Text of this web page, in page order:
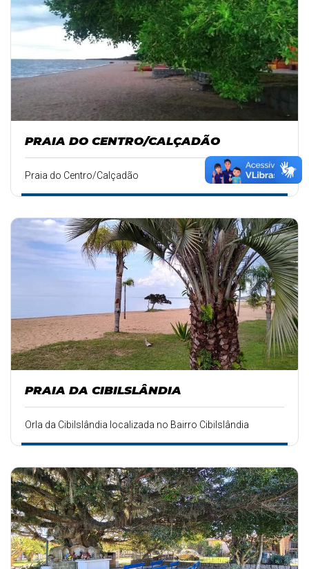
PRAIA DO CENTRO/CALÇADÃO
Praia do Centro/Calçadão
PRAIA DA CIBILSLÂNDIA
Orla da Cibilslândia localizada no Bairro Cibilslândia